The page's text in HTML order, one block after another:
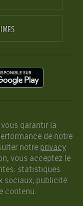
garantir la
de notre
notreprivacy
vous acceptez le
statistiques
sociaux, publicité
contenu.